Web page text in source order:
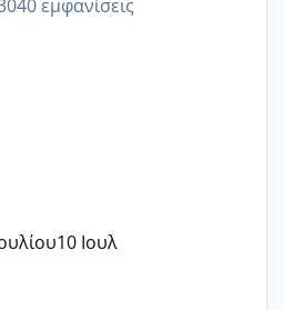
εμφανίσεις
10 Ιουλ